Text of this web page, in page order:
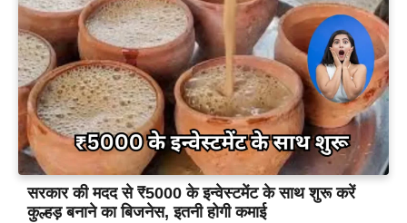
सरकार की मदद से ₹5000 के इन्वेस्टमेंट के साथ शुरू करें
कुल्हड़ बनाने का बिजनेस, इतनी होगी कमाई